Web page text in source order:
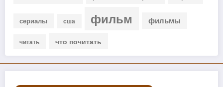
сериалы сша фильм фильмы
читать что почитать